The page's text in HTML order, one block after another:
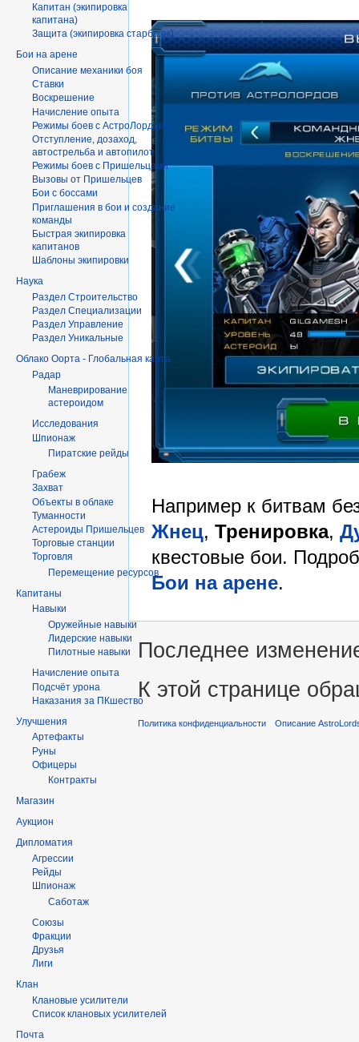
Например к битвам
Жнец, Тренировка,
квестовые бои.
Бои на арене.
Капитан (экипировка
капитана)
Защита (экипировка старбазы)
Бои на арене
Описание механики боя
Ставки
Воскрешение
Начисление опыта
Режимы боев с АстроЛордами
Отступление, дозаход,
автострельба и автопилот
Режимы боев с Пришельцами
Вызовы от Пришельцев
Бои с боссами
Приглашения в бои и создание
команды
Быстрая экипировка
капитанов
Шаблоны экипировки
Наука
Раздел Строительство
Раздел Специализации
Раздел Управление
Раздел Уникальные
Облако Оорта - Глобальная карта
Радар
Маневрирование
астероидом
Исследования
Шпионаж
Пиратские рейды
Грабеж
Захват
Объекты в облаке
Туманности
Астероиды Пришельцев
Торговые станции
Торговля
Перемещение ресурсов
Капитаны
Навыки
Оружейные навыки
Лидерские навыки
Пилотные навыки
Начисление опыта
Подсчёт урона
Наказания за ПКшество
Улучшения
Артефакты
Руны
Офицеры
Контракты
Магазин
Аукцион
Дипломатия
Агрессии
Рейды
Шпионаж
Саботаж
Союзы
Фракции
Друзья
Лиги
Клан
Клановые усилители
Список клановых усилителей
Почта
Последнее
К этой странице
Политика конфиденциальности Описание